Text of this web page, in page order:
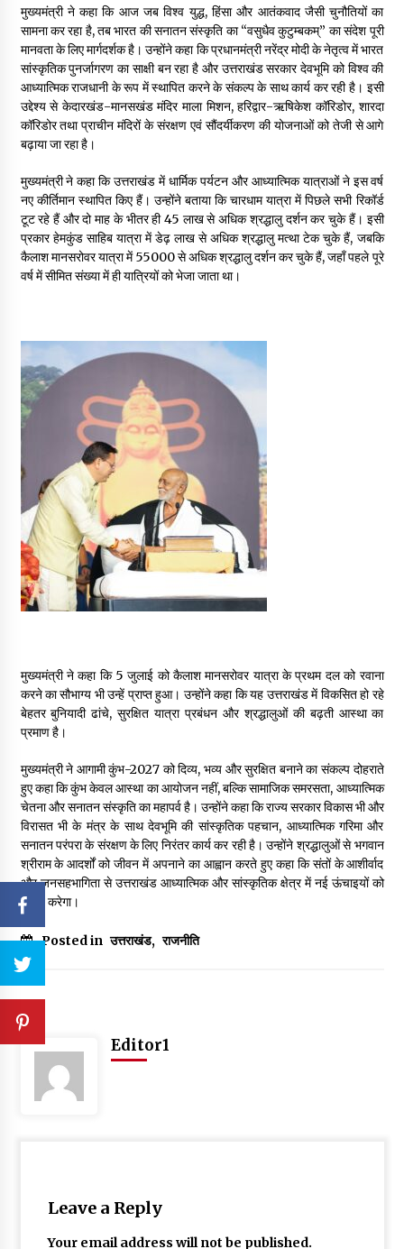
Thought Of The Day 10 May
May 10, 2022
Thought Of The Day 9 May
May 9, 2022
मुख्यमंत्री ने कहा कि आज जब विश्व युद्ध, हिंसा और आतंकवाद जैसी चुनौतियों का
सामना कर रहा है, तब भारत की सनातन संस्कृति का “वसुधैव कुटुम्बकम्” का संदेश पूरी
मानवता के लिए मार्गदर्शक है। उन्होंने कहा कि प्रधानमंत्री नरेंद्र मोदी के नेतृत्व में भारत
सांस्कृतिक पुनर्जागरण का साक्षी बन रहा है और उत्तराखंड सरकार देवभूमि को विश्व की
आध्यात्मिक राजधानी के रूप में स्थापित करने के संकल्प के साथ कार्य कर रही है। इसी
उद्देश्य से केदारखंड-मानसखंड मंदिर माला मिशन, हरिद्वार-ऋषिकेश कॉरिडोर, शारदा
कॉरिडोर तथा प्राचीन मंदिरों के संरक्षण एवं सौंदर्यीकरण की योजनाओं को तेजी से आगे
बढ़ाया जा रहा है।
मुख्यमंत्री ने कहा कि उत्तराखंड में धार्मिक पर्यटन और आध्यात्मिक यात्राओं ने इस वर्ष
नए कीर्तिमान स्थापित किए हैं। उन्होंने बताया कि चारधाम यात्रा में पिछले सभी रिकॉर्ड
टूट रहे हैं और दो माह के भीतर ही 45 लाख से अधिक श्रद्धालु दर्शन कर चुके हैं। इसी
प्रकार हेमकुंड साहिब यात्रा में डेढ़ लाख से अधिक श्रद्धालु मत्था टेक चुके हैं, जबकि
कैलाश मानसरोवर यात्रा में 55000 से अधिक श्रद्धालु दर्शन कर चुके हैं, जहाँ पहले पूरे
वर्ष में सीमित संख्या में ही यात्रियों को भेजा जाता था।
मुख्यमंत्री ने कहा कि 5 जुलाई को कैलाश मानसरोवर यात्रा के प्रथम दल को रवाना
करने का सौभाग्य भी उन्हें प्राप्त हुआ। उन्होंने कहा कि यह उत्तराखंड में विकसित हो रहे
बेहतर बुनियादी ढांचे, सुरक्षित यात्रा प्रबंधन और श्रद्धालुओं की बढ़ती आस्था का
प्रमाण है।
मुख्यमंत्री ने आगामी कुंभ-2027 को दिव्य, भव्य और सुरक्षित बनाने का संकल्प दोहराते
हुए कहा कि कुंभ केवल आस्था का आयोजन नहीं, बल्कि सामाजिक समरसता, आध्यात्मिक
चेतना और सनातन संस्कृति का महापर्व है। उन्होंने कहा कि राज्य सरकार विकास भी और
विरासत भी के मंत्र के साथ देवभूमि की सांस्कृतिक पहचान, आध्यात्मिक गरिमा और
सनातन परंपरा के संरक्षण के लिए निरंतर कार्य कर रही है। उन्होंने श्रद्धालुओं से भगवान
श्रीराम के आदर्शों को जीवन में अपनाने का आह्वान करते हुए कहा कि संतों के आशीर्वाद
और जनसहभागिता से उत्तराखंड आध्यात्मिक और सांस्कृतिक क्षेत्र में नई ऊंचाइयों को
प्राप्त करेगा।
Posted in उत्तराखंड, राजनीति
Editor1
Leave a Reply
Your email address will not be published.